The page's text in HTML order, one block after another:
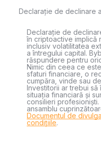
Declarație de declinare
Declarație de
în criptoactive implică
inclusiv volatilitatea
a întregului capital.
răspundere pentru
Nimic din ceea ce
sfaturi financiare, o
cumpăra, vinde sau
Investitorii ar trebui
situația financiară și
consilieri
ansamblu
Documentul de
condițiile.